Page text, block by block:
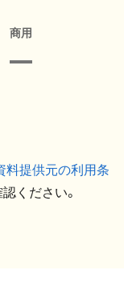
商用
料提供元の利用条
ください。